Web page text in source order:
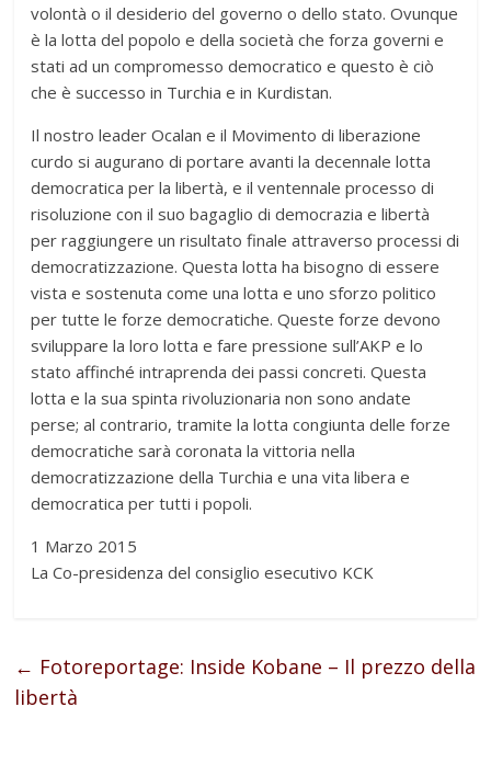
volontà o il desiderio del governo o dello stato. Ovunque
è la lotta del popolo e della società che forza governi e
stati ad un compromesso democratico e questo è ciò
che è successo in Turchia e in Kurdistan.
Il nostro leader Ocalan e il Movimento di liberazione
curdo si augurano di portare avanti la decennale lotta
democratica per la libertà, e il ventennale processo di
risoluzione con il suo bagaglio di democrazia e libertà
per raggiungere un risultato finale attraverso processi di
democratizzazione. Questa lotta ha bisogno di essere
vista e sostenuta come una lotta e uno sforzo politico
per tutte le forze democratiche. Queste forze devono
sviluppare la loro lotta e fare pressione sull’AKP e lo
stato affinché intraprenda dei passi concreti. Questa
lotta e la sua spinta rivoluzionaria non sono andate
perse; al contrario, tramite la lotta congiunta delle forze
democratiche sarà coronata la vittoria nella
democratizzazione della Turchia e una vita libera e
democratica per tutti i popoli.
1 Marzo 2015
La Co-presidenza del consiglio esecutivo KCK
← Fotoreportage: Inside Kobane – Il prezzo della
libertà